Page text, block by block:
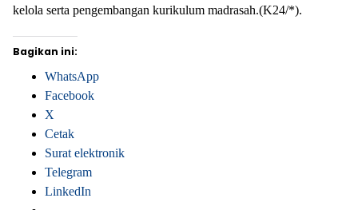
kelola serta pengembangan kurikulum madrasah.(K24/*).
Bagikan ini:
WhatsApp
Facebook
X
Cetak
Surat elektronik
Telegram
LinkedIn